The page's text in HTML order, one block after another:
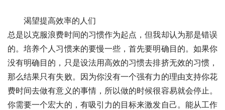
渴望提高效率的人们
总是以克服浪费时间的习惯作为起点，但我却认为那是错误
的。培养个人习惯来的要慢一些，首先要明确目的。如果你
没有明确目的，只是设法用高效的习惯去排挤无效的习惯，
那么结果只有失败。因为你没有一个强有力的理由支持你花
费时间去做有意义的事情，所以做的时候很容易就会停止。
你需要一个宏大的，有吸引力的目标来激发自己。能从工作